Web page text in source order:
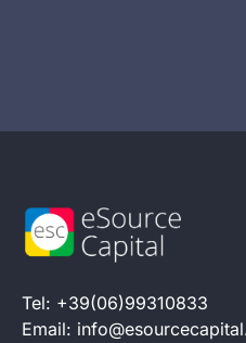
Tel: +39(06)99310833
Email: